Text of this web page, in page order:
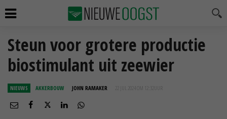
Steun voor grotere productie
biostimulant uit zeewier
NIEUWS AKKERBOUW JOHN RAMAKER 22 JUL 2024 OM 12:32